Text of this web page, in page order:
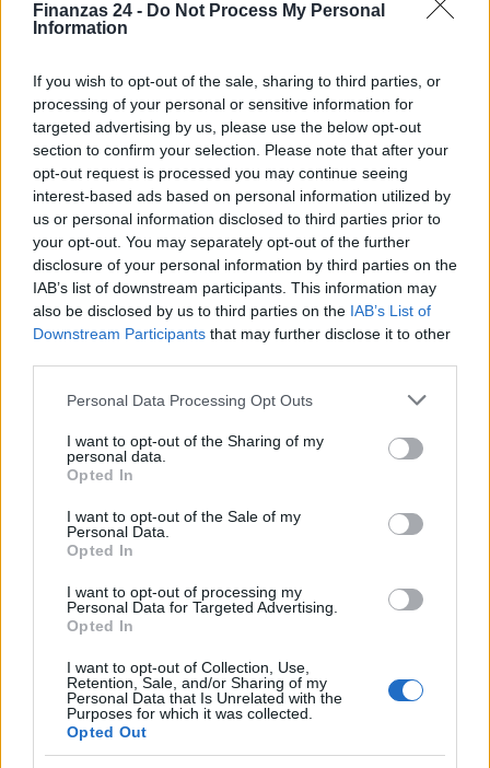
Finanzas 24 - Do Not Process My Personal
Information
If you wish to opt-out of the sale, sharing to third parties, or
processing of your personal or sensitive information for
targeted advertising by us, please use the below opt-out
section to confirm your selection. Please note that after your
opt-out request is processed you may continue seeing
interest-based ads based on personal information utilized by
us or personal information disclosed to third parties prior to
your opt-out. You may separately opt-out of the further
disclosure of your personal information by third parties on the
IAB’s list of downstream participants. This information may
also be disclosed by us to third parties on the IAB’s List of
Downstream Participants that may further disclose it to other
Please note that this website/app uses one or more Google
not limited to your visit or usage behaviour. You may click to
grant or deny consent to Google and its third-party tags to
use your data for below specified purposes in below Google
consent section.
Personal Data Processing Opt Outs
I want to opt-out of the Sharing of my
personal data.
Opted In
I want to opt-out of the Sale of my
Personal Data.
Opted In
I want to opt-out of processing my
Personal Data for Targeted Advertising.
Opted In
I want to opt-out of Collection, Use,
Retention, Sale, and/or Sharing of my
Personal Data that Is Unrelated with the
Purposes for which it was collected.
Opted Out
Sigue leyendo
CRIPTOMONEDAS
Lionel Messi
Lucía Herrera · 9 Ago 2026
CRIPTOMONEDAS